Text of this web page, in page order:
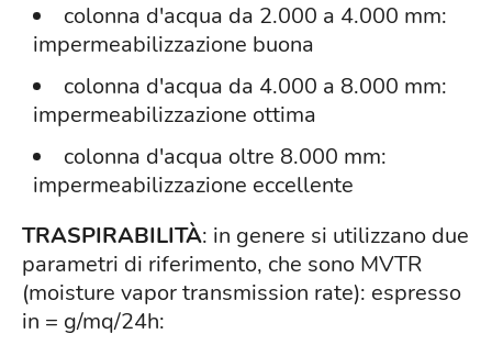
colonna d'acqua da 2.000 a 4.000 mm:
impermeabilizzazione buona
colonna d'acqua da 4.000 a 8.000 mm:
impermeabilizzazione ottima
colonna d'acqua oltre 8.000 mm:
impermeabilizzazione eccellente
TRASPIRABILITÀ: in genere si utilizzano due
parametri di riferimento, che sono MVTR
(moisture vapor transmission rate): espresso
in = g/mq/24h: